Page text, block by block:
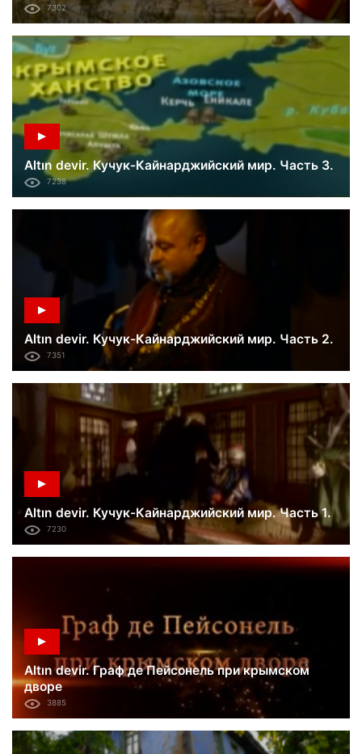
7302
Altın devir. Кучук-Кайнарджийский мир. Часть 3.
7238
Altın devir. Кучук-Кайнарджийский мир. Часть 2.
7351
Altın devir. Кучук-Кайнарджийский мир. Часть 1.
7230
Altın devir. Граф де Пейсонель при крымском
дворе
3885